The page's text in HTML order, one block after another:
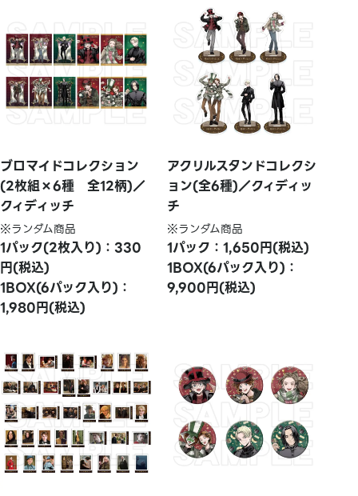
ブロマイドコレクション
(2枚組×6種 全12柄)／
クィディッチ
※ランダム商品
1パック(2枚入り)：330
円(税込)
1BOX(6パック入り)：
1,980円(税込)
アクリルスタンドコレクシ
ョン(全6種)／クィディッ
チ
※ランダム商品
1パック：1,650円(税込)
1BOX(6パック入り)：
9,900円(税込)